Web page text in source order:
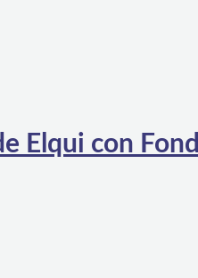
Elqui con